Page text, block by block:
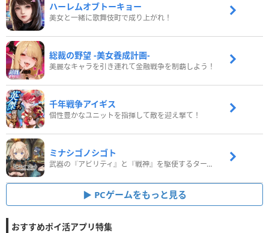
ハーレムオブトーキョー
美女と一緒に歌舞伎町で成り上がれ！
総裁の野望 -美女養成計画-
美麗なキャラを引き連れて金融戦争を制覇しよう！
千年戦争アイギス
個性豊かなユニットを指揮して敵を迎え撃て！
ミナシゴノシゴト
武器の『アビリティ』と『戦神』を駆使するターン制コマンドバトルRPG！
PCゲームをもっと見る
おすすめポイ活アプリ特集